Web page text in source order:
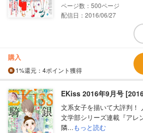
500
配信日：2016/06/27
購入
1%還元 ：4ポイント獲得
EKiss 2016年9月号
文系女子を描いて大評判！
文学部シリーズ連載『アレ
隣...もっと読む